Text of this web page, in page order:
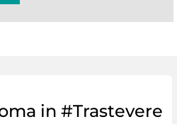
in #Trastevere